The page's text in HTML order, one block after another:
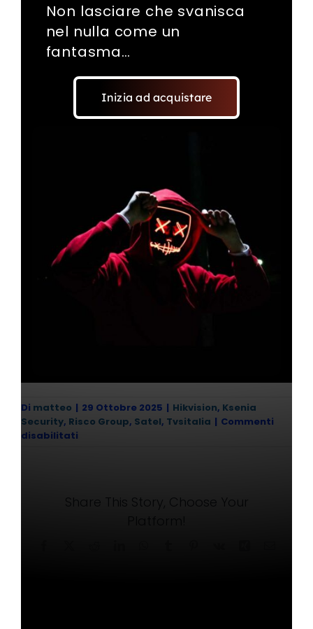
Non lasciare che svanisca
nel nulla come un
fantasma…
Inizia ad acquistare
Di matteo | 29 Ottobre 2025 | Hikvision, Ksenia
Security, Risco Group, Satel, Tvsitalia | Commenti
disabilitati
Share This Story, Choose Your